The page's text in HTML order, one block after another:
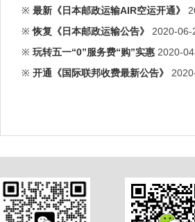
※ 最新《日本邮政运输AIR空运开通》
※ 恢复《日本邮政运输公告》
2020-06-
※ 玩转五一“0”服务费“购”实惠 2020-
※ 开通《国际联邦收费最新公告》